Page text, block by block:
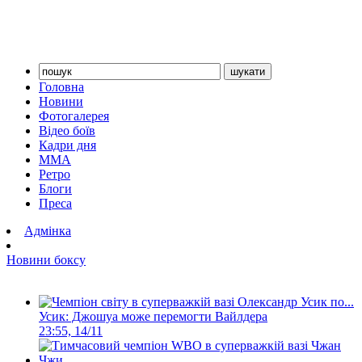
Головна
Новини
Фотогалерея
Відео боїв
Кадри дня
ММА
Ретро
Блоги
Преса
Адмінка
Новини боксу
Усик: Джошуа може перемогти Вайлдера
23:55, 14/11